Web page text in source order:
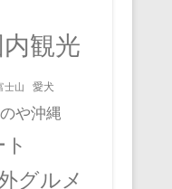
内観光
士山 愛犬
や沖縄
グルメ